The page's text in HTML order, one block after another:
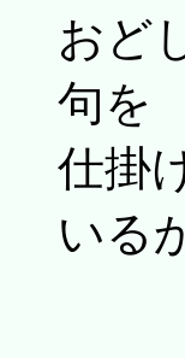
おど
句を
仕掛
いる